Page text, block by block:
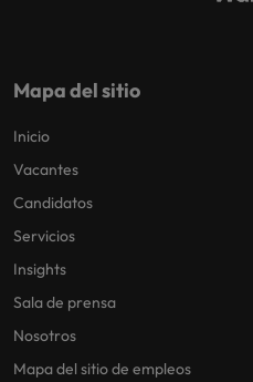
Mapa del sitio
Inicio
Vacantes
Candidatos
Servicios
Insights
Sala de prensa
Nosotros
Mapa del sitio de empleos